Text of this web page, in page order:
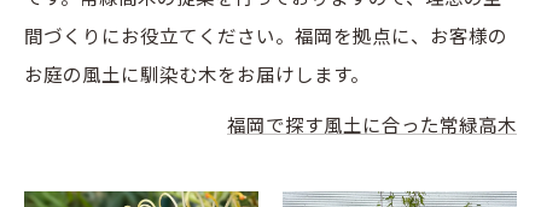
間づくりにお役立てください。福岡を拠点に、お客様の
お庭の風土に馴染む木をお届けします。
福岡で探す風土に合った常緑高木